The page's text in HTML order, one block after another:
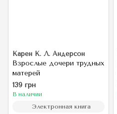
Карен К. Л. Андерсон
Взрослые дочери трудных
матерей
139 грн
В наличии
Электронная книга